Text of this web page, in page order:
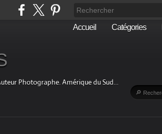
Accueil Catégories
Photographe. Amérique du Sud…